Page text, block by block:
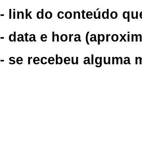
- link do conteúdo
- data e hora
- se recebeu alguma